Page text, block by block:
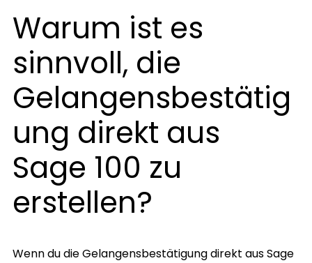
Warum ist es
sinnvoll, die
Gelangensbestätig
ung direkt aus
Sage 100 zu
erstellen?
Wenn du die Gelangensbestätigung direkt aus Sage